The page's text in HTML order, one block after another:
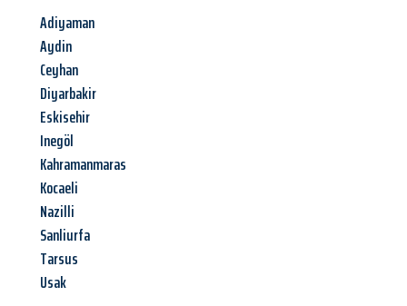
Adiyaman
Aydin
Ceyhan
Diyarbakir
Eskisehir
Inegöl
Kahramanmaras
Kocaeli
Nazilli
Sanliurfa
Tarsus
Usak